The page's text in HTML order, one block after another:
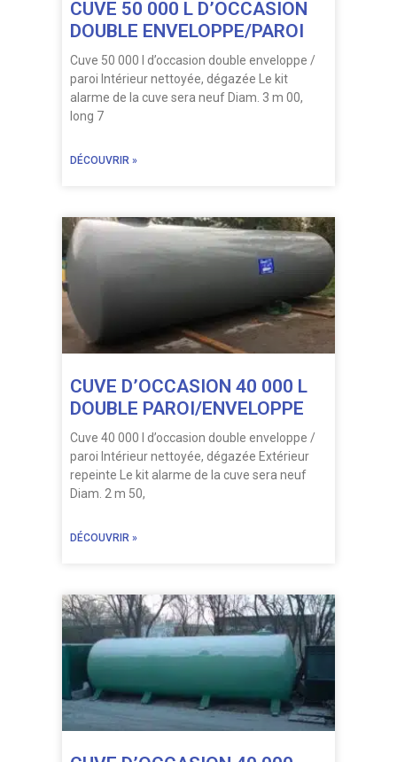
CUVE 50 000 L D’OCCASION
DOUBLE ENVELOPPE/PAROI
Cuve 50 000 l d’occasion double enveloppe /
paroi Intérieur nettoyée, dégazée Le kit
alarme de la cuve sera neuf Diam. 3 m 00,
long 7
DÉCOUVRIR »
CUVE D’OCCASION 40 000 L
DOUBLE PAROI/ENVELOPPE
Cuve 40 000 l d’occasion double enveloppe /
paroi Intérieur nettoyée, dégazée Extérieur
repeinte Le kit alarme de la cuve sera neuf
Diam. 2 m 50,
DÉCOUVRIR »